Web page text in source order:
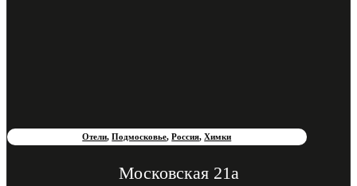
Отели,Подмосковье,Россия,Химки
Московская 21а